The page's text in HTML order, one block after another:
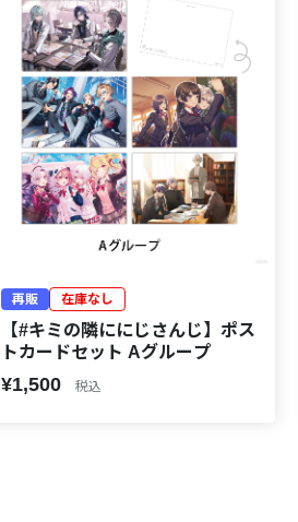
再販 在庫なし
【#キミの隣ににじさんじ】ポス
トカードセット Aグループ
¥1,500 税込